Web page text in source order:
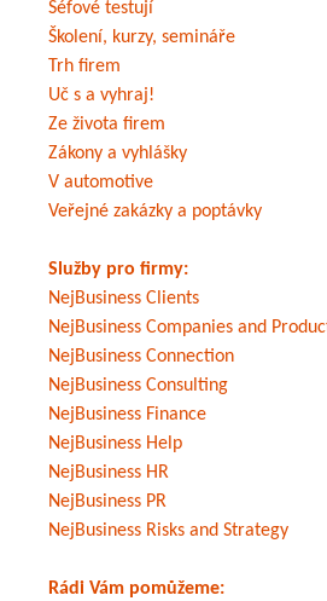
Šéfové testují
Školení, kurzy, semináře
Trh firem
Uč s a vyhraj!
Ze života firem
Zákony a vyhlášky
V automotive
Veřejné zakázky a poptávky
Služby pro firmy:
NejBusiness Clients
NejBusiness Companies and
NejBusiness Connection
NejBusiness Consulting
NejBusiness Finance
NejBusiness Help
NejBusiness HR
NejBusiness PR
NejBusiness Risks and Strategy
Rádi Vám pomůžeme: